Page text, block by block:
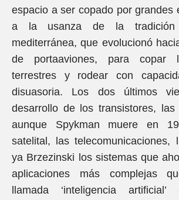
espacio a ser copado por grandes
a la usanza de la tradición
mediterránea, que evolucionó
de portaaviones, para copar
terrestres y rodear con
disuasoria. Los dos últimos
desarrollo de los transistores,
aunque Spykman muere en
satelital, las telecomunicaciones,
ya Brzezinski los sistemas que
aplicaciones más complejas
llamada ‘inteligencia